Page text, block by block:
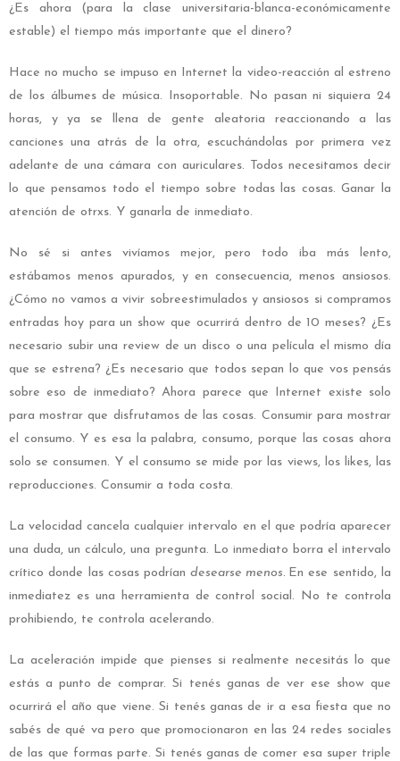
¿Es ahora (para la clase universitaria-blanca-económicamente
estable) el tiempo más importante que el dinero?
Hace no mucho se impuso en Internet la video-reacción al estreno
de los álbumes de música. Insoportable. No pasan ni siquiera 24
horas, y ya se llena de gente aleatoria reaccionando a las
canciones una atrás de la otra, escuchándolas por primera vez
adelante de una cámara con auriculares. Todos necesitamos decir
lo que pensamos todo el tiempo sobre todas las cosas. Ganar la
atención de otrxs. Y ganarla de inmediato.
No sé si antes vivíamos mejor, pero todo iba más lento,
estábamos menos apurados, y en consecuencia, menos ansiosos.
¿Cómo no vamos a vivir sobreestimulados y ansiosos si compramos
entradas hoy para un show que ocurrirá dentro de 10 meses? ¿Es
necesario subir una review de un disco o una película el mismo día
que se estrena? ¿Es necesario que todos sepan lo que vos pensás
sobre eso de inmediato? Ahora parece que Internet existe solo
para mostrar que disfrutamos de las cosas. Consumir para mostrar
el consumo. Y es esa la palabra, consumo, porque las cosas ahora
solo se consumen. Y el consumo se mide por las views, los likes, las
reproducciones. Consumir a toda costa.
La velocidad cancela cualquier intervalo en el que podría aparecer
una duda, un cálculo, una pregunta. Lo inmediato borra el intervalo
crítico donde las cosas podrían desearse menos. En ese sentido, la
inmediatez es una herramienta de control social. No te controla
prohibiendo, te controla acelerando.
La aceleración impide que pienses si realmente necesitás lo que
estás a punto de comprar. Si tenés ganas de ver ese show que
ocurrirá el año que viene. Si tenés ganas de ir a esa fiesta que no
sabés de qué va pero que promocionaron en las 24 redes sociales
de las que formas parte. Si tenés ganas de comer esa super triple